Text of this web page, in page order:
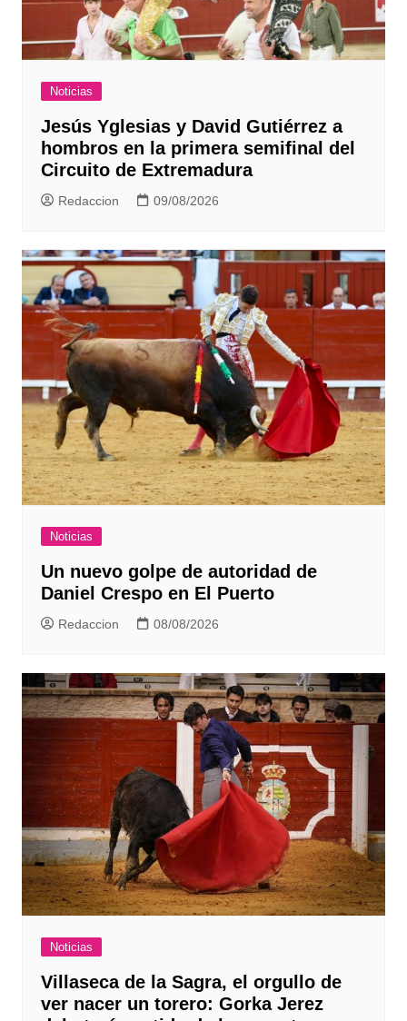
Noticias
Jesús Yglesias y David Gutiérrez a
hombros en la primera semifinal del
Circuito de Extremadura
Redaccion 09/08/2026
Noticias
Un nuevo golpe de autoridad de
Daniel Crespo en El Puerto
Redaccion 08/08/2026
Noticias
Villaseca de la Sagra, el orgullo de
ver nacer un torero: Gorka Jerez